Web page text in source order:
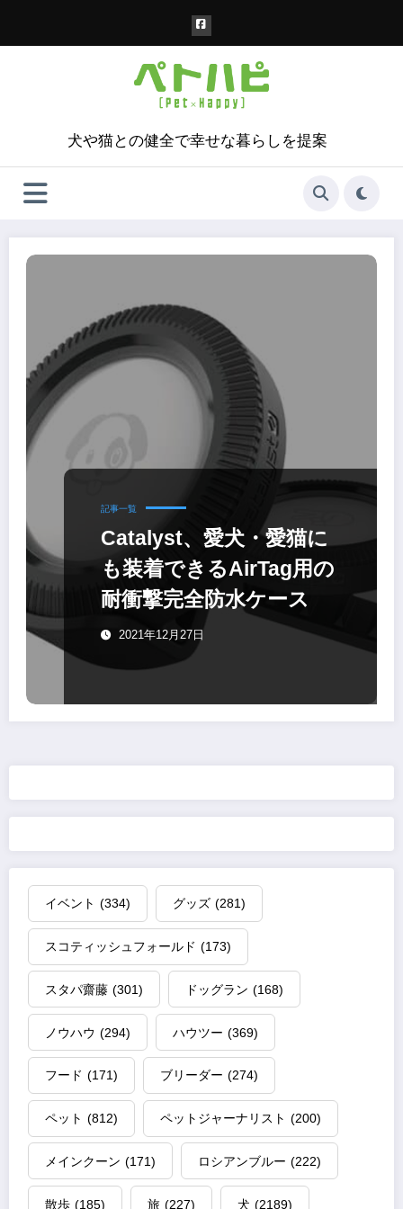
犬や猫との健全で幸せな暮らしを提案
記事一覧
Catalyst、愛犬・愛猫に
も装着できるAirTag用の
耐衝撃完全防水ケース
2021年12月27日
イベント (334) グッズ (281)
スコティッシュフォールド (173)
スタパ齋藤 (301) ドッグラン (168)
ノウハウ (294) ハウツー (369)
フード (171) ブリーダー (274)
ペット (812) ペットジャーナリスト (200)
メインクーン (171) ロシアンブルー (222)
散歩 (185) 旅 (227) 犬 (2189)